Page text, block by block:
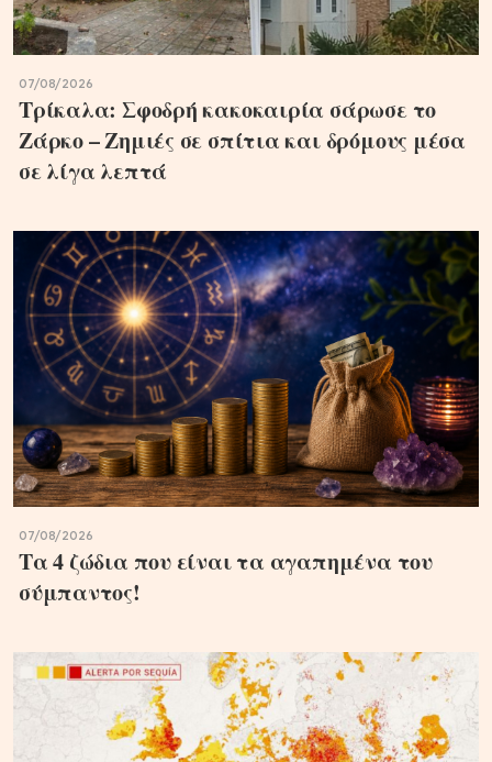
07/08/2026
Τρίκαλα: Σφοδρή κακοκαιρία σάρωσε το
Ζάρκο – Ζημιές σε σπίτια και δρόμους μέσα
σε λίγα λεπτά
07/08/2026
Τα 4 ζώδια που είναι τα αγαπημένα του
σύμπαντος!